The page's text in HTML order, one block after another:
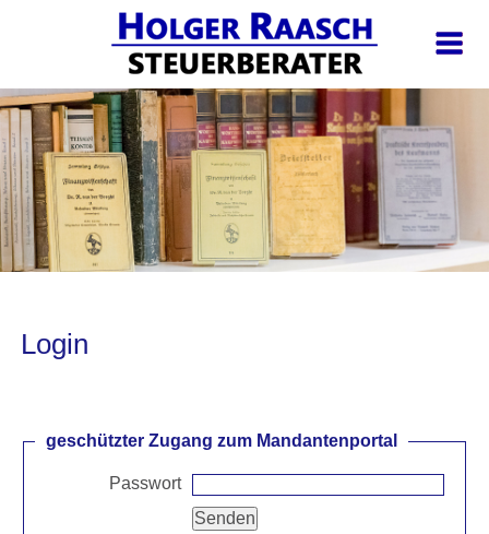
Login
geschützter Zugang zum Mandantenportal
Passwort